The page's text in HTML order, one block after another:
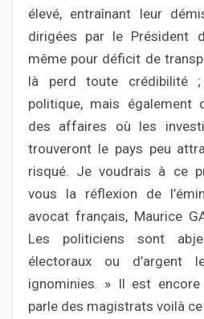
élevé, entraînant leur
dirigées par le Président
même pour déficit de
là perd toute crédibilité
politique, mais également
des affaires où les
trouveront le pays peu
risqué. Je voudrais à ce
vous la réflexion de
avocat français, Maurice
Les politiciens sont
électoraux ou
ignominies. » Il est
parle des magistrats voilà ce